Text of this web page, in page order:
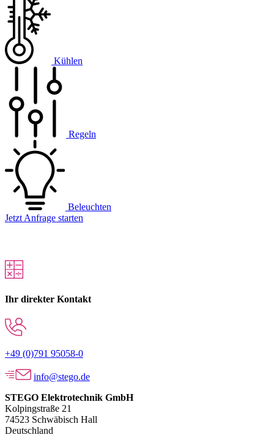
Kühlen
Regeln
Beleuchten
Jetzt Anfrage starten
Ihr direkter Kontakt
+49 (0)791 95058-0
info@stego.de
STEGO Elektrotechnik GmbH
Kolpingstraße 21
74523 Schwäbisch Hall
Deutschland